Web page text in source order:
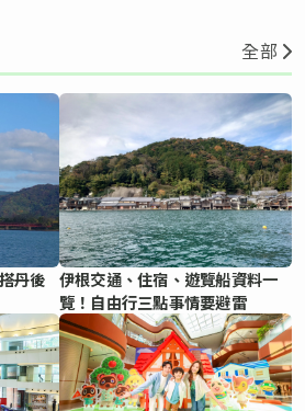
全部
丹後
伊根交通、住宿、遊覽船資料一
覽！自由行三點事情要避雷